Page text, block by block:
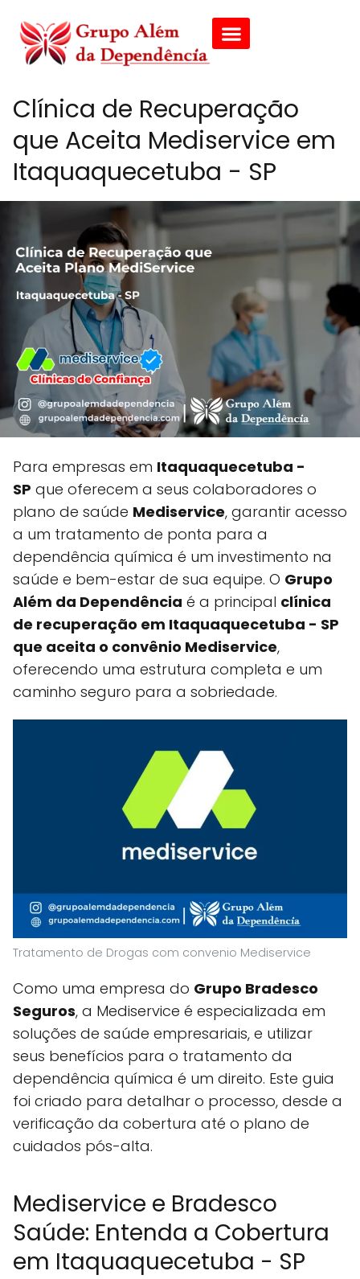
Clínica de Recuperação
que Aceita Mediservice em
Itaquaquecetuba - SP
Para empresas em Itaquaquecetuba -
SP que oferecem a seus colaboradores o
plano de saúde Mediservice, garantir acesso
a um tratamento de ponta para a
dependência química é um investimento na
saúde e bem-estar de sua equipe. O Grupo
Além da Dependência é a principal clínica
de recuperação em Itaquaquecetuba - SP
que aceita o convênio Mediservice,
oferecendo uma estrutura completa e um
caminho seguro para a sobriedade.
Tratamento de Drogas com convenio Mediservice
Como uma empresa do Grupo Bradesco
Seguros, a Mediservice é especializada em
soluções de saúde empresariais, e utilizar
seus benefícios para o tratamento da
dependência química é um direito. Este guia
foi criado para detalhar o processo, desde a
verificação da cobertura até o plano de
cuidados pós-alta.
Mediservice e Bradesco
Saúde: Entenda a Cobertura
em Itaquaquecetuba - SP